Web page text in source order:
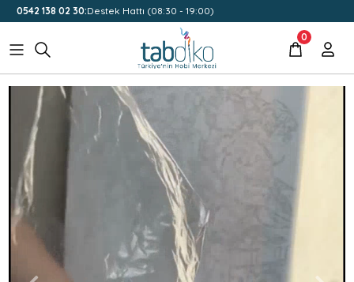
0542 138 02 30:Destek Hattı (08:30 - 19:00)
0